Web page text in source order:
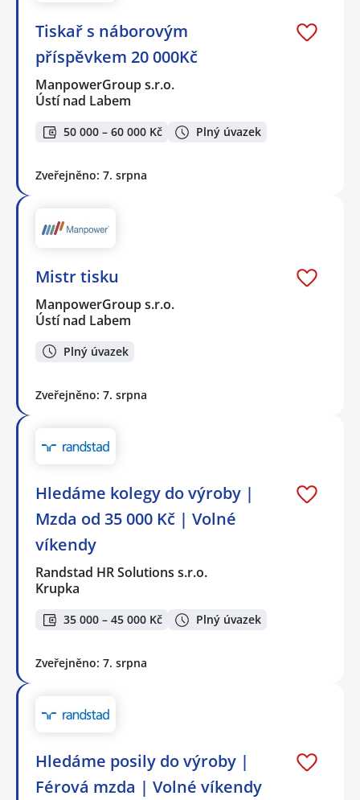
Tiskař s náborovým
příspěvkem 20 000Kč
ManpowerGroup s.r.o.
Ústí nad Labem
50 000 – 60 000 Kč Plný úvazek
Zveřejněno: 7. srpna
Mistr tisku
ManpowerGroup s.r.o.
Ústí nad Labem
Plný úvazek
Zveřejněno: 7. srpna
Hledáme kolegy do výroby |
Mzda od 35 000 Kč | Volné
víkendy
Randstad HR Solutions s.r.o.
Krupka
35 000 – 45 000 Kč Plný úvazek
Zveřejněno: 7. srpna
Hledáme posily do výroby |
Férová mzda | Volné víkendy